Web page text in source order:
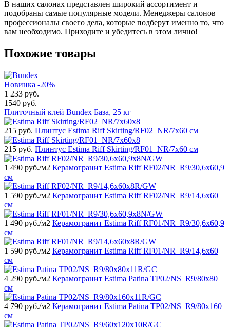
В наших салонах представлен широкий ассортимент и
подобраны самые популярные модели. Менеджеры салонов —
профессионалы своего дела, которые подберут именно то, что
вам необходимо. Приходите и убедитесь в этом лично!
Похожие товары
Новинка -20%
1 233 руб.
1540 руб.
Плиточный клей Bundex База, 25 кг
215 руб. Плинтус Estima Riff Skirting/RF02_NR/7x60 см
215 руб. Плинтус Estima Riff Skirting/RF01_NR/7x60 см
1 490 руб./м2 Керамогранит Estima Riff RF02/NR_R9/30,6x60,9
см
1 590 руб./м2 Керамогранит Estima Riff RF02/NR_R9/14,6x60
см
1 490 руб./м2 Керамогранит Estima Riff RF01/NR_R9/30,6x60,9
см
1 590 руб./м2 Керамогранит Estima Riff RF01/NR_R9/14,6x60
см
4 290 руб./м2 Керамогранит Estima Patina TP02/NS_R9/80x80
см
4 790 руб./м2 Керамогранит Estima Patina TP02/NS_R9/80x160
см